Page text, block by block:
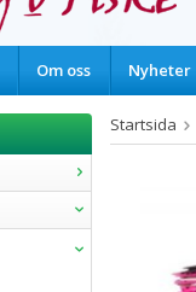
Om oss Nyheter
Startsida